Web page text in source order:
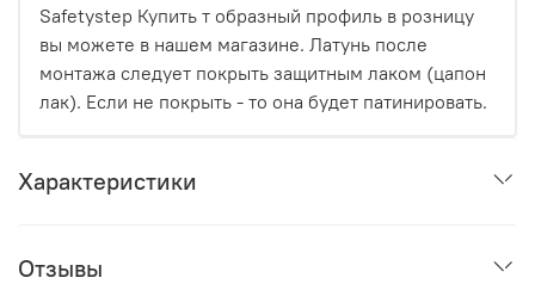
Safetystep Купить т образный профиль в розницу
вы можете в нашем магазине. Латунь после
монтажа следует покрыть защитным лаком (цапон
лак). Если не покрыть - то она будет патинировать.
Характеристики
Отзывы